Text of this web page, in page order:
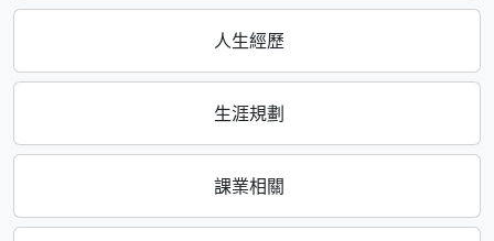
人生經歷
生涯規劃
課業相關